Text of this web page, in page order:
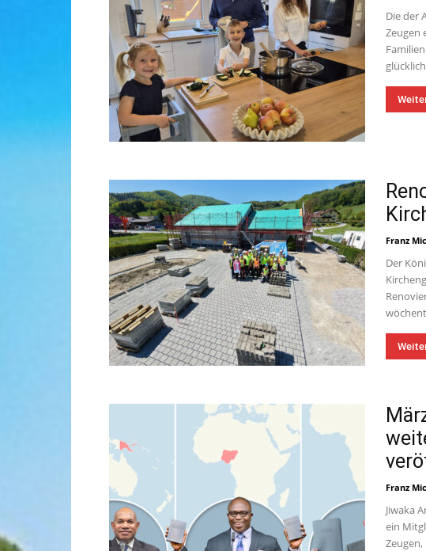
Die der
Zeugen
Franz
Der
Franz
Jiwaka
ein